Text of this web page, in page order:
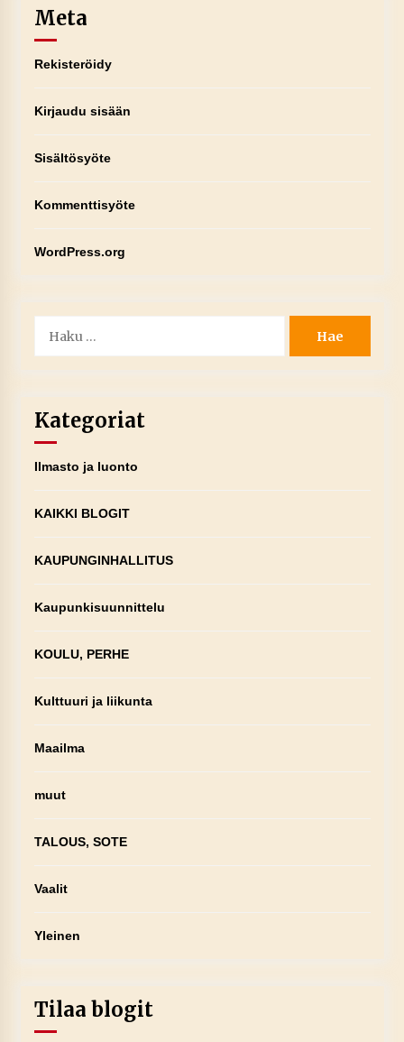
Meta
Rekisteröidy
Kirjaudu sisään
Sisältösyöte
Kommenttisyöte
WordPress.org
Kategoriat
Ilmasto ja luonto
KAIKKI BLOGIT
KAUPUNGINHALLITUS
Kaupunkisuunnittelu
KOULU, PERHE
Kulttuuri ja liikunta
Maailma
muut
TALOUS, SOTE
Vaalit
Yleinen
Tilaa blogit